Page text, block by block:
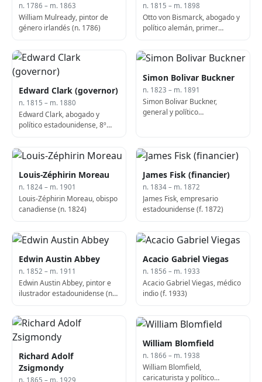
n. 1786 – m. 1863
William Mulready, pintor de
género irlandés (n. 1786)
n. 1815 – m. 1898
Otto von Bismarck, abogado y
político alemán, primer
1815)
Edward Clark (governor)
n. 1815 – m. 1880
Edward Clark, abogado y
político estadounidense, 8º
Simon Bolivar Buckner
n. 1823 – m. 1891
Simon Bolivar Buckner,
general y político
Louis-Zéphirin Moreau
n. 1824 – m. 1901
Louis-Zéphirin Moreau, obispo
canadiense (n. 1824)
James Fisk (financier)
n. 1834 – m. 1872
James Fisk, empresario
estadounidense (f. 1872)
Edwin Austin Abbey
n. 1852 – m. 1911
Edwin Austin Abbey, pintor e
ilustrador estadounidense (n.
Acacio Gabriel Viegas
n. 1856 – m. 1933
Acacio Gabriel Viegas, médico
indio (f. 1933)
Richard Adolf
Zsigmondy
n. 1865 – m. 1929
William Blomfield
n. 1866 – m. 1938
William Blomfield,
caricaturista y político